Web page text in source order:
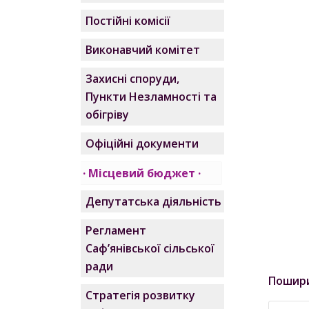
Постійні комісії
Виконавчий комітет
Захисні споруди,
Пункти Незламності та
обігріву
Офіційні документи
Місцевий бюджет
Депутатська діяльність
Регламент
Саф’янівської сільської
ради
Стратегія розвитку